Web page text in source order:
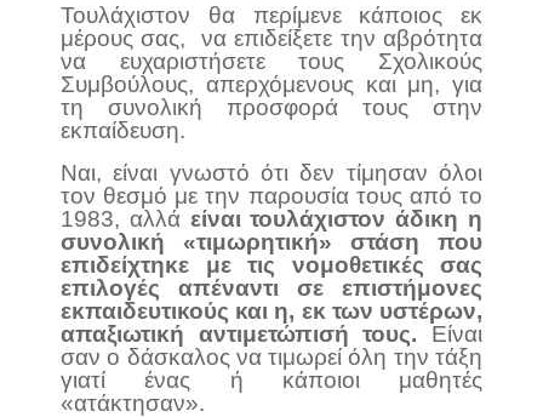
Τουλάχιστον θα περίμενε κάποιος εκ
μέρους σας, να επιδείξετε την αβρότητα
να ευχαριστήσετε τους Σχολικούς
Συμβούλους, απερχόμενους και μη, για
τη συνολική προσφορά τους στην
εκπαίδευση.
Ναι, είναι γνωστό ότι δεν τίμησαν όλοι
τον θεσμό με την παρουσία τους από το
1983, αλλά είναι τουλάχιστον άδικη η
συνολική «τιμωρητική» στάση που
επιδείχτηκε με τις νομοθετικές σας
επιλογές απέναντι σε επιστήμονες
εκπαιδευτικούς και η, εκ των υστέρων,
απαξιωτική αντιμετώπισή τους. Είναι
σαν ο δάσκαλος να τιμωρεί όλη την τάξη
γιατί ένας ή κάποιοι μαθητές
«ατάκτησαν».